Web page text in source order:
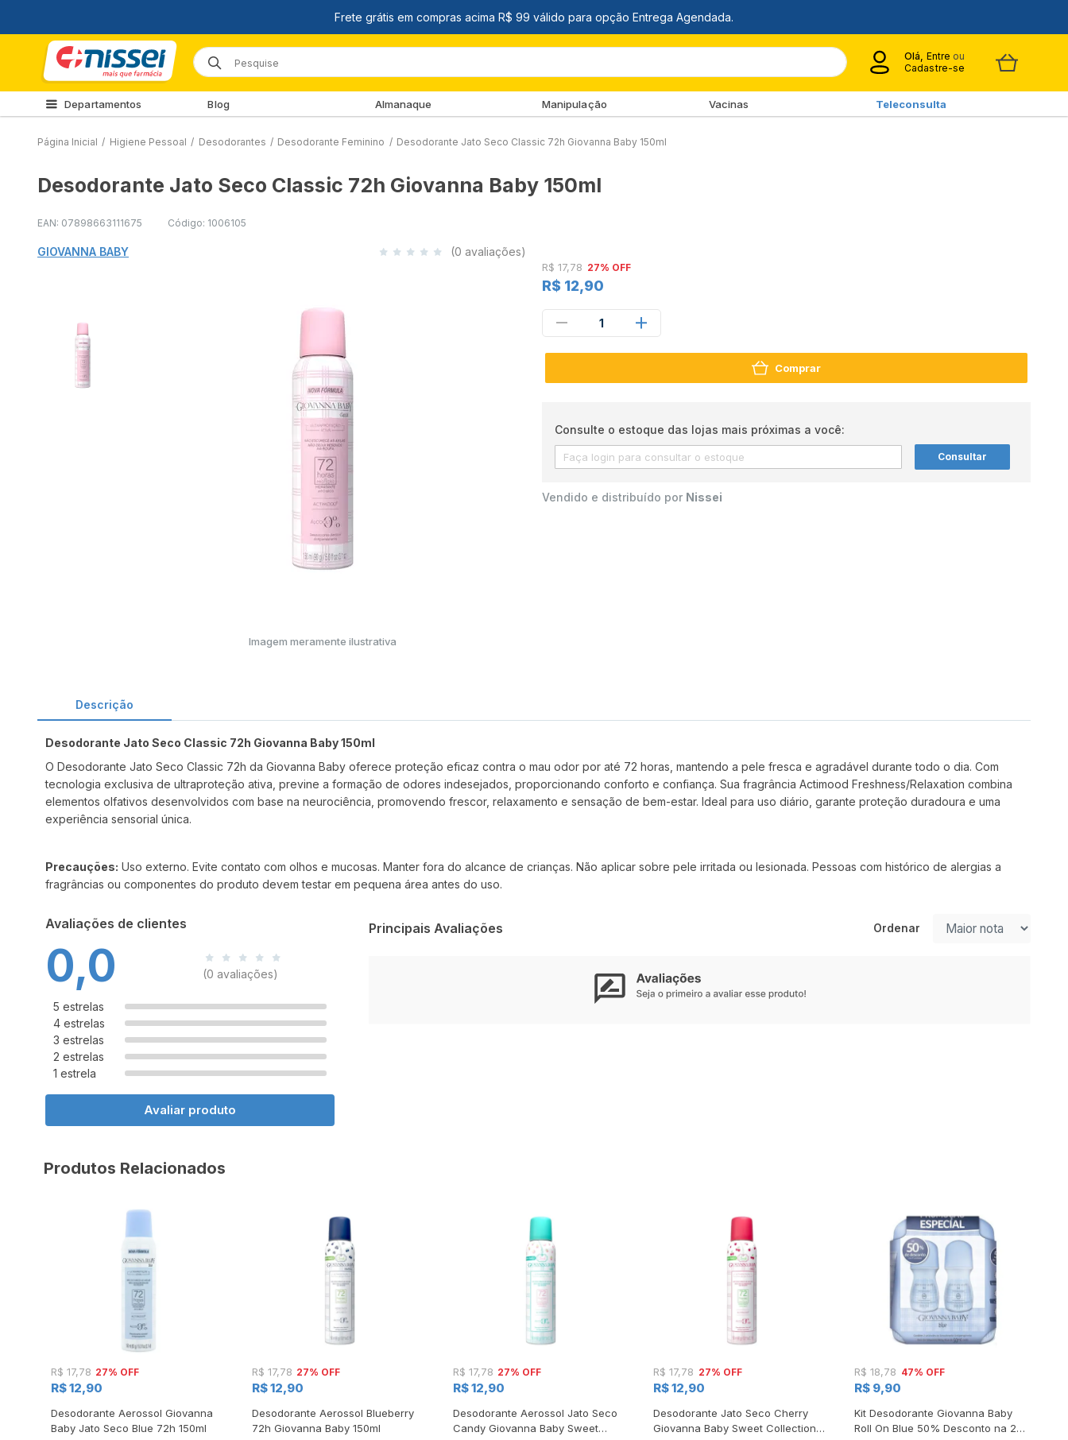
Olá, Entre ou
Cadastre-se
Departamentos Blog Almanaque Manipulação Vacinas Teleconsulta
Página Inicial / Higiene Pessoal / Desodorantes / Desodorante Feminino / Desodorante Jato Seco Classic 72h Giovanna Baby 150ml
Desodorante Jato Seco Classic 72h Giovanna Baby 150ml
EAN: 07898663111675 Código: 1006105
GIOVANNA BABY (0 avaliações)
Imagem meramente ilustrativa
R$ 17,78 27% OFF
R$ 12,90
1
Comprar
Consulte o estoque das lojas mais próximas a você:
Consultar
Vendido e distribuído por Nissei
Descrição
Desodorante Jato Seco Classic 72h Giovanna Baby 150ml
O Desodorante Jato Seco Classic 72h da Giovanna Baby oferece proteção eficaz contra o mau odor por até 72 horas, mantendo a pele fresca e agradável durante todo o dia. Com
tecnologia exclusiva de ultraproteção ativa, previne a formação de odores indesejados, proporcionando conforto e confiança. Sua fragrância Actimood Freshness/Relaxation combina
elementos olfativos desenvolvidos com base na neurociência, promovendo frescor, relaxamento e sensação de bem-estar. Ideal para uso diário, garante proteção duradoura e uma
experiência sensorial única.
Precauções: Uso externo. Evite contato com olhos e mucosas. Manter fora do alcance de crianças. Não aplicar sobre pele irritada ou lesionada. Pessoas com histórico de alergias a
fragrâncias ou componentes do produto devem testar em pequena área antes do uso.
Avaliações de clientes
0,0 (0 avaliações)
5 estrelas
4 estrelas
3 estrelas
2 estrelas
1 estrela
Avaliar produto
Principais Avaliações Ordenar
Produtos Relacionados
R$ 17,78 27% OFF
R$ 12,90
Desodorante Aerossol Giovanna
Baby Jato Seco Blue 72h 150ml
R$ 17,78 27% OFF
R$ 12,90
Desodorante Aerossol Blueberry
72h Giovanna Baby 150ml
R$ 17,78 27% OFF
R$ 12,90
Desodorante Aerossol Jato Seco
Candy Giovanna Baby Sweet
R$ 17,78 27% OFF
R$ 12,90
Desodorante Jato Seco Cherry
Giovanna Baby Sweet Collection
R$ 18,78 47% OFF
R$ 9,90
Kit Desodorante Giovanna Baby
Roll On Blue 50% Desconto na 2ª